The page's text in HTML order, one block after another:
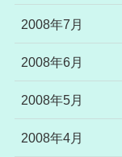
2008年7月
2008年6月
2008年5月
2008年4月